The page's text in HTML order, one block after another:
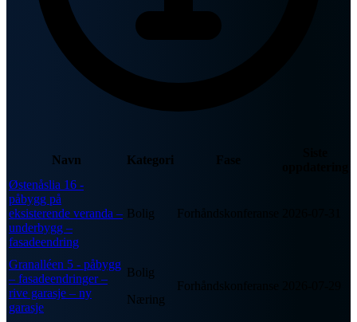
Navn Kategori Fase
Østenåslia 16 -
påbygg på
eksisterende veranda –
underbygg –
fasadeendring
Bolig Forhåndskonferanse
Granalléen 5 - påbygg
– fasadeendringer –
rive garasje – ny
garasje
Bolig
Næring
Forhåndskonferanse